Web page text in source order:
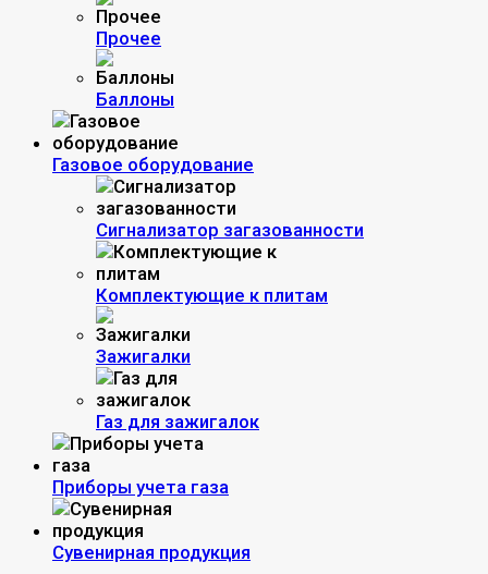
Прочее
Баллоны
Газовое оборудование
Сигнализатор загазованности
Комплектующие к плитам
Зажигалки
Газ для зажигалок
Приборы учета газа
Сувенирная продукция